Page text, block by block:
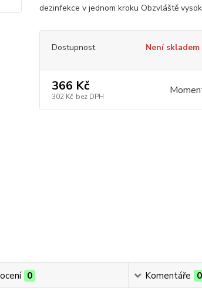
dezinfekce v jednom kroku Obzvláště
Dostupnost Není skladem
366 Kč
302 Kč bez DPH
0 Komentáře 0